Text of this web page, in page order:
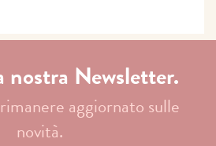
nostra Newsletter.
aggiornato sulle
novità.